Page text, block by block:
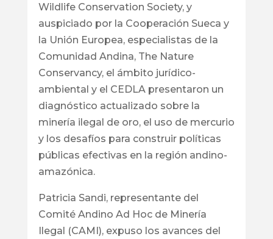
Wildlife Conservation Society, y
auspiciado por la Cooperación Sueca y
la Unión Europea, especialistas de la
Comunidad Andina, The Nature
Conservancy, el ámbito jurídico-
ambiental y el CEDLA presentaron un
diagnóstico actualizado sobre la
minería ilegal de oro, el uso de mercurio
y los desafíos para construir políticas
públicas efectivas en la región andino-
amazónica.
Patricia Sandi, representante del
Comité Andino Ad Hoc de Minería
Ilegal (CAMI), expuso los avances del